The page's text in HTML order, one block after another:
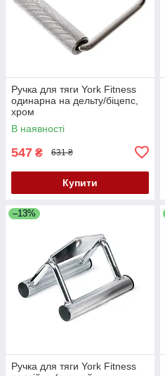
Ручка для тяги York Fitness
одинарна на дельту/біцепс,
хром
В наявності
547 ₴ 631 ₴
Купити
–13%
Ручка для тяги York Fitness